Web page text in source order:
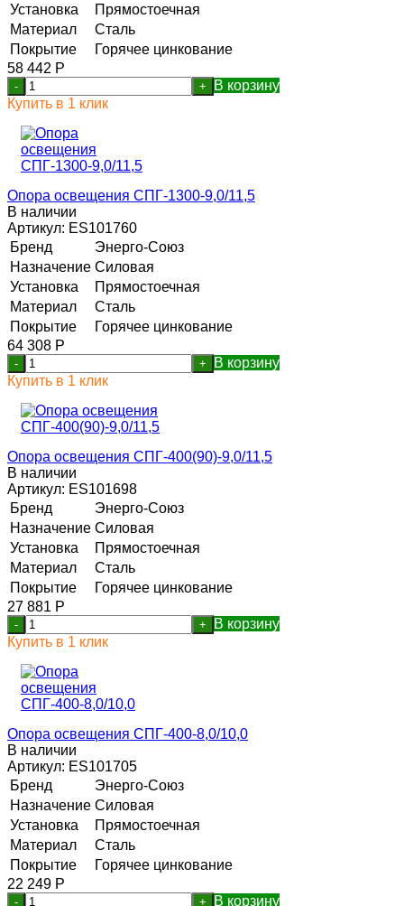
Установка
Прямостоечная
Материал
Сталь
Покрытие
Горячее цинкование
58 442 Р
- +
В корзину
Купить в 1 клик
Опора освещения СПГ-1300-9,0/11,5
В наличии
Артикул: ES101760
Бренд
Энерго-Союз
Назначение Силовая
Установка
Прямостоечная
Материал
Сталь
Покрытие
Горячее цинкование
64 308 Р
- +
В корзину
Купить в 1 клик
Опора освещения СПГ-400(90)-9,0/11,5
В наличии
Артикул: ES101698
Бренд
Энерго-Союз
Назначение Силовая
Установка
Прямостоечная
Материал
Сталь
Покрытие
Горячее цинкование
27 881 Р
- +
В корзину
Купить в 1 клик
Опора освещения СПГ-400-8,0/10,0
В наличии
Артикул: ES101705
Бренд
Энерго-Союз
Назначение Силовая
Установка
Прямостоечная
Материал
Сталь
Покрытие
Горячее цинкование
22 249 Р
- + В корзину